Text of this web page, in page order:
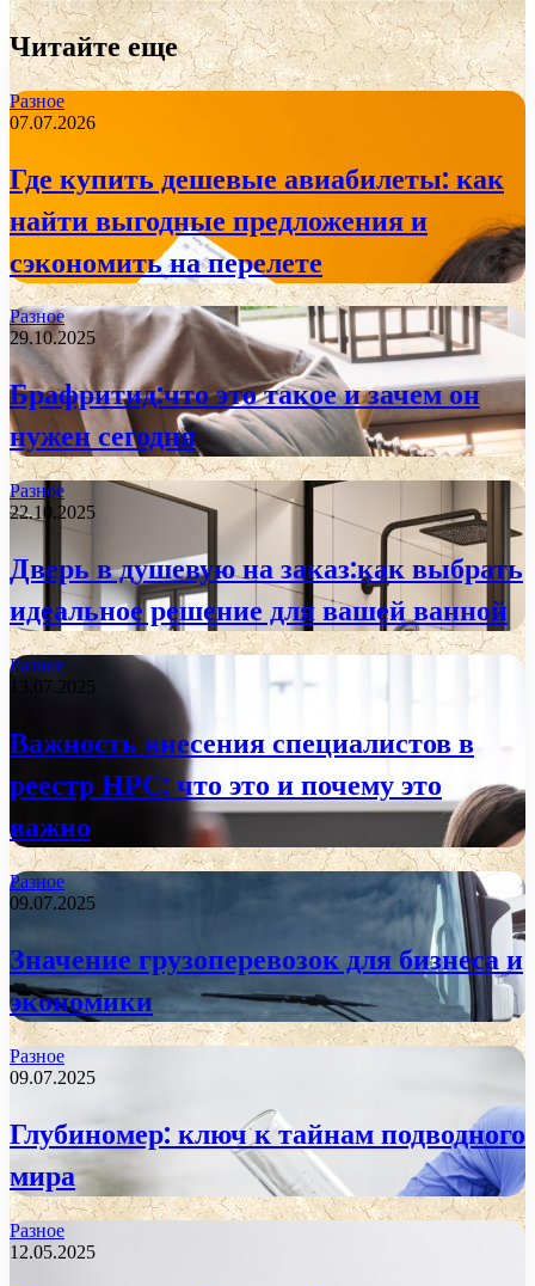
Читайте еще
Разное
07.07.2026
Где купить дешевые авиабилеты: как
найти выгодные предложения и
сэкономить на перелете
Разное
29.10.2025
Брафритид:что это такое и зачем он
нужен сегодня
Разное
22.10.2025
Дверь в душевую на заказ:как выбрать
идеальное решение для вашей ванной
Разное
13.07.2025
Важность внесения специалистов в
реестр НРС: что это и почему это
важно
Разное
09.07.2025
Значение грузоперевозок для бизнеса и
экономики
Разное
09.07.2025
Глубиномер: ключ к тайнам подводного
мира
Разное
12.05.2025